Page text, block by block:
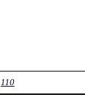
110